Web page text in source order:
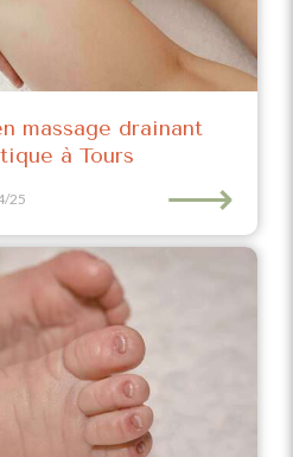
massage drainant
à Tours
25 ⟶